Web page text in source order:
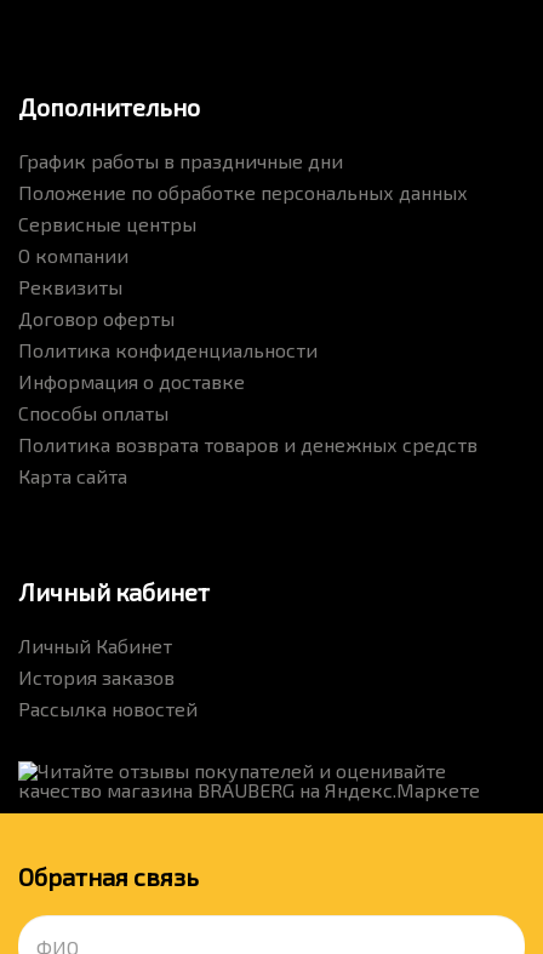
Дополнительно
График работы в праздничные дни
Положение по обработке персональных данных
Сервисные центры
О компании
Реквизиты
Договор оферты
Политика конфиденциальности
Информация о доставке
Способы оплаты
Политика возврата товаров и денежных средств
Карта сайта
Личный кабинет
Личный Кабинет
История заказов
Рассылка новостей
Обратная связь